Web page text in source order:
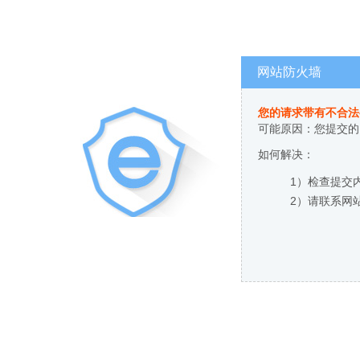
网站防火墙
您的请求带有不合
可能原因：您提交
如何解决：
1）检查提交
2）请联系网